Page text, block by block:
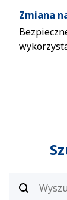
Zmiana